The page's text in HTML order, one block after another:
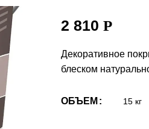
2 810 Р
Декоративное
блеском
ОБЪЕМ